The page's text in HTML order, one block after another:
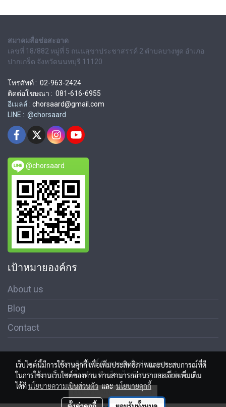
สมาคมสื่อช่อสะอาด
เลขที่ 18/882 หมู่ที่ 5 ถนนสุขาประชาสรรค์ 2 ตำบลบางพูด อำเภอ
ปากเกร็ด จังหวัดนนทบุรี 11120
โทรศัพท์ : 02-963-2424
ติดต่อโฆษณา : 081-616-6955
อีเมลล์ : chorsaard@gmail.com
LINE : @chorsaard
@chorsaard
เป้าหมายองค์กร
About us
Blog
Contact
สงวนลิขสิทธิ์ © สมาคมสื่อช่อสะอาด
นโนบายความเป็นส่วนตัว เงื่อนไขข้อตกลงการใช้บริการ
ผู้เข้าชมวันนี้ 1
เว็บไซต์นี้มีการใช้งานคุกกี้ เพื่อเพิ่มประสิทธิภาพและประสบการณ์ที่ดี
ในการใช้งานเว็บไซต์ของท่าน ท่านสามารถอ่านรายละเอียดเพิ่มเติม
ได้ที่นโยบายความเป็นส่วนตัวและนโยบายคุกกี้